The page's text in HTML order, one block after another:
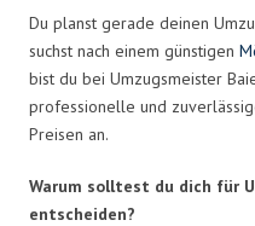
Du planst gerade deinen
suchst nach einem günstigen
bist du bei Umzugsmeister
professionelle und
Preisen an.
Warum solltest du dich für
entscheiden?